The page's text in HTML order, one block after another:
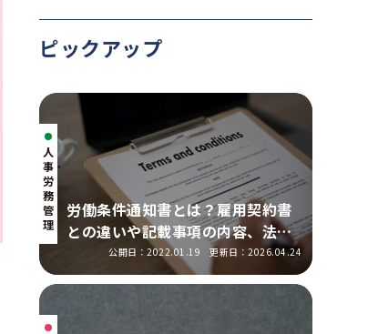
ピックアップ
人
事・
労
務
管
理
労働条件通知書とは？雇用契約書
との違いや記載事項の内容、法改
正の明示ルールを解説
公開日：2022.01.19 更新日：2026.04.24